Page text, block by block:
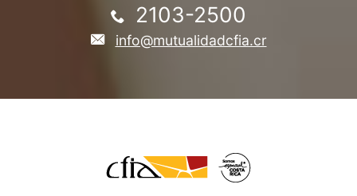
2103-2500
info@mutualidadcfia.cr